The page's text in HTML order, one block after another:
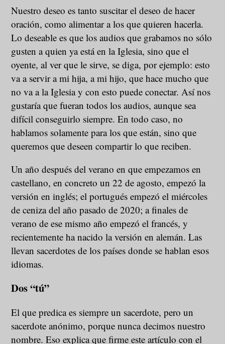
Nuestro deseo es tanto suscitar el deseo de hacer
oración, como alimentar a los que quieren hacerla.
Lo deseable es que los audios que grabamos no sólo
gusten a quien ya está en la Iglesia, sino que el
oyente, al ver que le sirve, se diga, por ejemplo: esto
va a servir a mi hija, a mi hijo, que hace mucho que
no va a la Iglesia y con esto puede conectar. Así nos
gustaría que fueran todos los audios, aunque sea
difícil conseguirlo siempre. En todo caso, no
hablamos solamente para los que están, sino que
queremos que deseen compartir lo que reciben.
Un año después del verano en que empezamos en
castellano, en concreto un 22 de agosto, empezó la
versión en inglés; el portugués empezó el miércoles
de ceniza del año pasado de 2020; a finales de
verano de ese mismo año empezó el francés, y
recientemente ha nacido la versión en alemán. Las
llevan sacerdotes de los países donde se hablan esos
idiomas.
Dos “tú”
El que predica es siempre un sacerdote, pero un
sacerdote anónimo, porque nunca decimos nuestro
nombre. Eso explica que firme este artículo con el